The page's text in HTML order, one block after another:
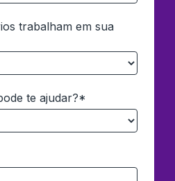
trabalham em sua
te ajudar?*